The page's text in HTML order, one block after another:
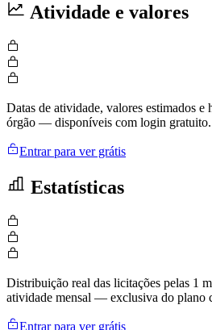
Atividade e valores
Datas de atividade, valores estimados e
órgão — disponíveis com login gratuito.
Entrar para ver grátis
Estatísticas
Distribuição real das licitações pelas 1
atividade mensal — exclusiva do plano
Entrar para ver grátis